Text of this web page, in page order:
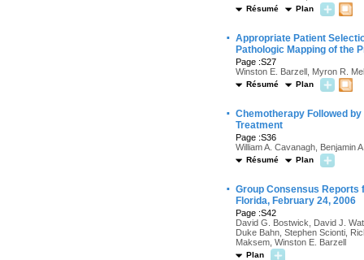
Résumé Plan
· Appropriate Patient
Pathologic Mapping of the
Page :S27
Winston E. Barzell, Myron R.
Résumé Plan
· Chemotherapy Followed
Treatment
Page :S36
William A. Cavanagh, Benjamin
Résumé Plan
· Group Consensus Reports
Florida, February 24, 2006
Page :S42
David G. Bostwick, David J.
Duke Bahn, Stephen Scionti,
Maksem, Winston E. Barzell
Plan